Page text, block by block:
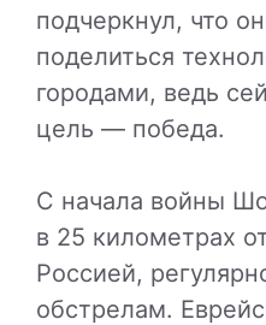
подчеркнул, что
поделиться
городами, ведь
цель — победа.
С начала войны
в 25 километрах
Россией,
обстрелам.